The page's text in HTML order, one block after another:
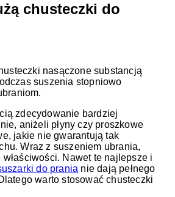
chusteczki do
nasączone substancją
suszenia stopniowo
zdecydowanie bardziej
aniżeli płyny czy proszkowe
jakie nie gwarantują tak
Wraz z suszeniem ubrania,
Nawet te najlepsze i
do prania nie dają pełnego
warto stosować chusteczki